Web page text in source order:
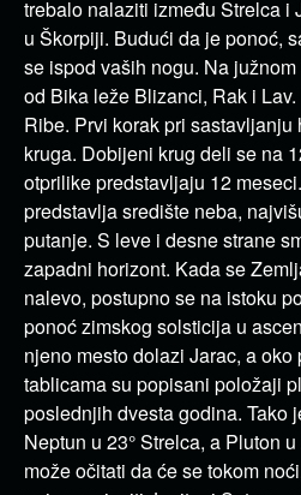
trebalo nalaziti između Strelca i
u Škorpiji. Budući da je ponoć,
se ispod vaših nogu. Na
od Bika leže Blizanci, Rak i
Ribe. Prvi korak pri
kruga. Dobijeni krug deli se na
otprilike predstavljaju 12
predstavlja središte neba,
putanje. S leve i desne strane
zapadni horizont. Kada se
nalevo, postupno se na istoku
ponoć zimskog solsticija u
njeno mesto dolazi Jarac, a oko
tablicama su popisani položaji
poslednjih dvesta godina. Tako
Neptun u 23° Strelca, a Pluton
može očitati da će se tokom